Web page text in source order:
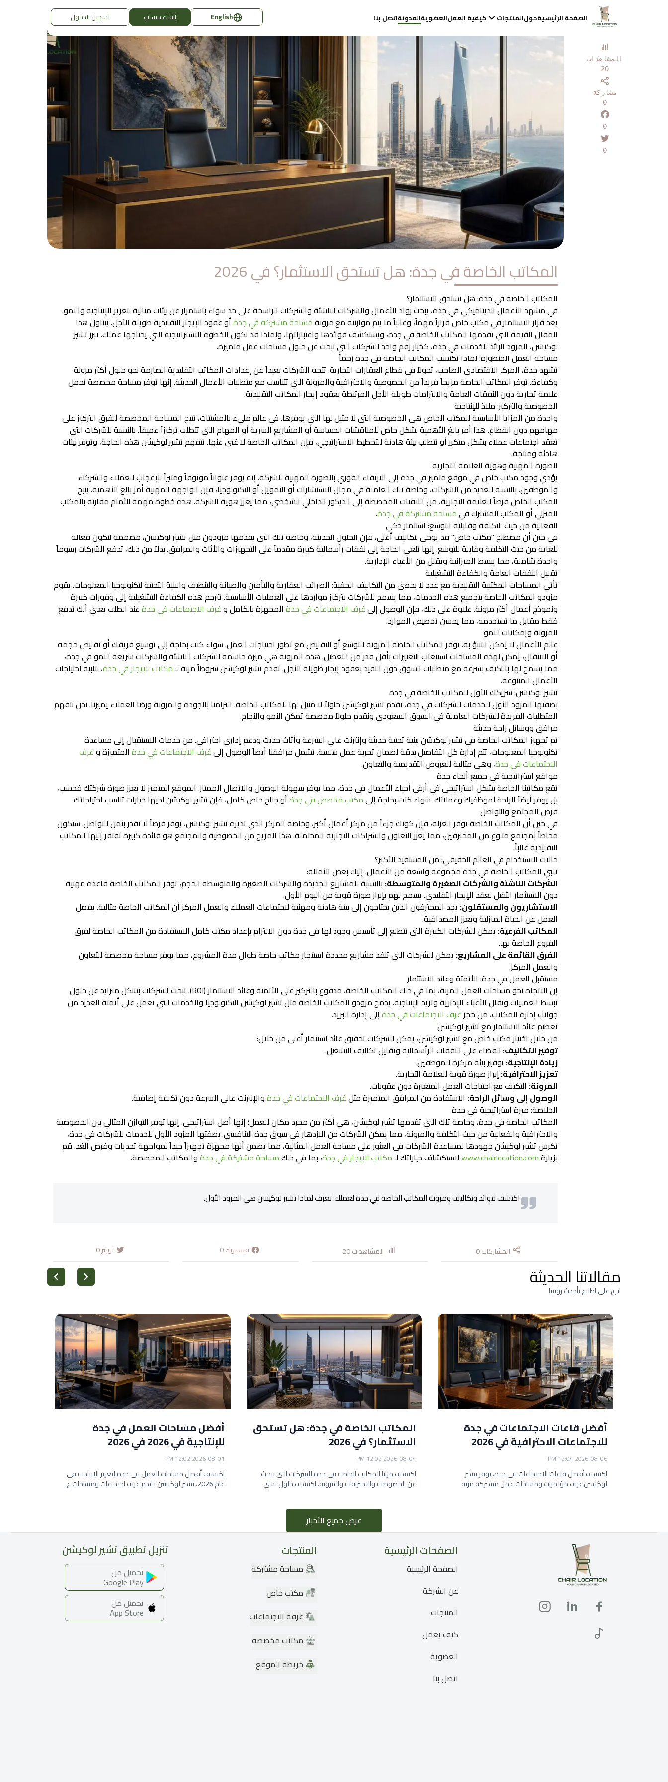
الصفحة الرئيسيةحولالمنتجات كيفية العملالعضويةالمدونةاتصل بنا English إنشاء حساب تسجيل الدخول
المشاهدات
20
مشاركة
0
0
0
المكاتب الخاصة في جدة: هل تستحق الاستثمار؟ في 2026
المكاتب الخاصة في جدة: هل تستحق الاستثمار؟
في مشهد الأعمال الديناميكي في جدة، يبحث رواد الأعمال والشركات الناشئة والشركات الراسخة على حد سواء باستمرار عن بيئات مثالية لتعزيز الإنتاجية والنمو.
يعد قرار الاستثمار في مكتب خاص قراراً مهماً، وغالباً ما يتم موازنته مع مرونةمساحة مشتركة في جدةأو عقود الإيجار التقليدية طويلة الأجل. يتناول هذا
المقال القيمة التي تقدمها المكاتب الخاصة في جدة، ويستكشف فوائدها واعتباراتها، ولماذا قد تكون الخطوة الاستراتيجية التي يحتاجها عملك. تبرز تشير
لوكيشن، المزود الرائد للخدمات في جدة، كخيار رقم واحد للشركات التي تبحث عن حلول مساحات عمل متميزة.
مساحة العمل المتطورة: لماذا تكتسب المكاتب الخاصة في جدة زخماً
تشهد جدة، المركز الاقتصادي الصاخب، تحولاً في قطاع العقارات التجارية. تتجه الشركات بعيداً عن إعدادات المكاتب التقليدية الصارمة نحو حلول أكثر مرونة
وكفاءة. توفر المكاتب الخاصة مزيجاً فريداً من الخصوصية والاحترافية والمرونة التي تتناسب مع متطلبات الأعمال الحديثة. إنها توفر مساحة مخصصة تحمل
علامة تجارية دون النفقات العامة والالتزامات طويلة الأجل المرتبطة بعقود إيجار المكاتب التقليدية.
الخصوصية والتركيز: ملاذ للإنتاجية
واحدة من المزايا الأساسية للمكتب الخاص هي الخصوصية التي لا مثيل لها التي يوفرها. في عالم مليء بالمشتتات، تتيح المساحة المخصصة للفرق التركيز على
مهامهم دون انقطاع. هذا أمر بالغ الأهمية بشكل خاص للمناقشات الحساسة أو المشاريع السرية أو المهام التي تتطلب تركيزاً عميقاً. بالنسبة للشركات التي
تعقد اجتماعات عملاء بشكل متكرر أو تتطلب بيئة هادئة للتخطيط الاستراتيجي، فإن المكاتب الخاصة لا غنى عنها. تتفهم تشير لوكيشن هذه الحاجة، وتوفر بيئات
هادئة ومنتجة.
الصورة المهنية وهوية العلامة التجارية
يؤدي وجود مكتب خاص في موقع متميز في جدة إلى الارتقاء الفوري بالصورة المهنية للشركة. إنه يوفر عنواناً موثوقاً ومثيراً للإعجاب للعملاء والشركاء
والموظفين. بالنسبة للعديد من الشركات، وخاصة تلك العاملة في مجال الاستشارات أو التمويل أو التكنولوجيا، فإن الواجهة المهنية أمر بالغ الأهمية. يتيح
المكتب الخاص فرصاً للعلامة التجارية، من اللافتات المخصصة إلى الديكور الداخلي الشخصي، مما يعزز هوية الشركة. هذه خطوة مهمة للأمام مقارنة بالمكتب
المنزلي أو المكتب المشترك فيمساحة مشتركة في جدة.
الفعالية من حيث التكلفة وقابلية التوسع: استثمار ذكي
في حين أن مصطلح "مكتب خاص" قد يوحي بتكاليف أعلى، فإن الحلول الحديثة، وخاصة تلك التي يقدمها مزودون مثل تشير لوكيشن، مصممة لتكون فعالة
للغاية من حيث التكلفة وقابلة للتوسع. إنها تلغي الحاجة إلى نفقات رأسمالية كبيرة مقدماً على التجهيزات والأثاث والمرافق. بدلاً من ذلك، تدفع الشركات رسوماً
واحدة شاملة، مما يبسط الميزانية ويقلل من الأعباء الإدارية.
تقليل النفقات العامة والكفاءة التشغيلية
تأتي المساحات المكتبية التقليدية مع عدد لا يحصى من التكاليف الخفية: الضرائب العقارية والتأمين والصيانة والتنظيف والبنية التحتية لتكنولوجيا المعلومات. يقوم
مزودو المكاتب الخاصة بتجميع هذه الخدمات، مما يسمح للشركات بتركيز مواردها على العمليات الأساسية. تترجم هذه الكفاءة التشغيلية إلى وفورات كبيرة
ونموذج أعمال أكثر مرونة. علاوة على ذلك، فإن الوصول إلىغرف الاجتماعات في جدة المجهزة بالكامل وغرف الاجتماعات في جدةعند الطلب يعني أنك تدفع
فقط مقابل ما تستخدمه، مما يحسن تخصيص الموارد.
المرونة وإمكانات النمو
عالم الأعمال لا يمكن التنبؤ به. توفر المكاتب الخاصة المرونة للتوسع أو التقليص مع تطور احتياجات العمل. سواء كنت بحاجة إلى توسيع فريقك أو تقليص حجمه
أو الانتقال، يمكن لهذه المساحات استيعاب التغييرات بأقل قدر من التعطيل. هذه المرونة هي ميزة حاسمة للشركات الناشئة والشركات سريعة النمو في جدة،
مما يسمح لها بالتكيف بسرعة مع متطلبات السوق دون التقيد بعقود إيجار طويلة الأجل. تقدم تشير لوكيشن شروطاً مرنة لـمكاتب للإيجار في جدة، لتلبية احتياجات
الأعمال المتنوعة.
تشير لوكيشن: شريكك الأول للمكاتب الخاصة في جدة
بصفتها المزود الأول للخدمات للشركات في جدة، تقدم تشير لوكيشن حلولاً لا مثيل لها للمكاتب الخاصة. التزامنا بالجودة والمرونة ورضا العملاء يميزنا. نحن نتفهم
المتطلبات الفريدة للشركات العاملة في السوق السعودي ونقدم حلولاً مخصصة تمكن النمو والنجاح.
مرافق ووسائل راحة حديثة
تم تجهيز المكاتب الخاصة في تشير لوكيشن ببنية تحتية حديثة وإنترنت عالي السرعة وأثاث حديث ودعم إداري احترافي. من خدمات الاستقبال إلى مساعدة
تكنولوجيا المعلومات، تتم إدارة كل التفاصيل بدقة لضمان تجربة عمل سلسة. تشمل مرافقنا أيضاً الوصول إلىغرف الاجتماعات في جدة المتميزة وغرف
الاجتماعات في جدة، وهي مثالية للعروض التقديمية والتعاون.
مواقع استراتيجية في جميع أنحاء جدة
تقع مكاتبنا الخاصة بشكل استراتيجي في أرقى أحياء الأعمال في جدة، مما يوفر سهولة الوصول والاتصال الممتاز. الموقع المتميز لا يعزز صورة شركتك فحسب،
بل يوفر أيضاً الراحة لموظفيك وعملائك. سواء كنت بحاجة إلىمكتب مخصص في جدةأو جناح خاص كامل، فإن تشير لوكيشن لديها خيارات تناسب احتياجاتك.
فرص المجتمع والتواصل
في حين أن المكاتب الخاصة توفر العزلة، فإن كونك جزءاً من مركز أعمال أكبر، وخاصة المركز الذي تديره تشير لوكيشن، يوفر فرصاً لا تقدر بثمن للتواصل. ستكون
محاطاً بمجتمع متنوع من المحترفين، مما يعزز التعاون والشراكات التجارية المحتملة. هذا المزيج من الخصوصية والمجتمع هو فائدة كبيرة تفتقر إليها المكاتب
التقليدية غالباً.
حالات الاستخدام في العالم الحقيقي: من المستفيد الأكبر؟
تلبي المكاتب الخاصة في جدة مجموعة واسعة من الأعمال. إليك بعض الأمثلة:
الشركات الناشئة والشركات الصغيرة والمتوسطة: بالنسبة للمشاريع الجديدة والشركات الصغيرة والمتوسطة الحجم، توفر المكاتب الخاصة قاعدة مهنية
دون الاستثمار الثقيل لعقد الإيجار التقليدي. يسمح لهم بإبراز صورة قوية من اليوم الأول.
الاستشاريون والمستقلون: يجد المحترفون الذين يحتاجون إلى بيئة هادئة ومهنية لاجتماعات العملاء والعمل المركز أن المكاتب الخاصة مثالية. يفصل
العمل عن الحياة المنزلية ويعزز المصداقية.
المكاتب الفرعية: يمكن للشركات الكبيرة التي تتطلع إلى تأسيس وجود لها في جدة دون الالتزام بإعداد مكتب كامل الاستفادة من المكاتب الخاصة لفرق
الفروع الخاصة بها.
الفرق القائمة على المشاريع: يمكن للشركات التي تنفذ مشاريع محددة استئجار مكاتب خاصة طوال مدة المشروع، مما يوفر مساحة مخصصة للتعاون
والعمل المركز.
مستقبل العمل في جدة: الأتمتة وعائد الاستثمار
إن الاتجاه نحو مساحات العمل المرنة، بما في ذلك المكاتب الخاصة، مدفوع بالتركيز على الأتمتة وعائد الاستثمار (ROI). تبحث الشركات بشكل متزايد عن حلول
تبسط العمليات وتقلل الأعباء الإدارية وتزيد الإنتاجية. يدمج مزودو المكاتب الخاصة مثل تشير لوكيشن التكنولوجيا والخدمات التي تعمل على أتمتة العديد من
جوانب إدارة المكاتب، من حجزغرف الاجتماعات في جدةإلى إدارة البريد.
تعظيم عائد الاستثمار مع تشير لوكيشن
من خلال اختيار مكتب خاص مع تشير لوكيشن، يمكن للشركات تحقيق عائد استثمار أعلى من خلال:
توفير التكاليف: القضاء على النفقات الرأسمالية وتقليل تكاليف التشغيل.
زيادة الإنتاجية: توفير بيئة مركزة للموظفين.
تعزيز الاحترافية: إبراز صورة قوية للعلامة التجارية.
المرونة: التكيف مع احتياجات العمل المتغيرة دون عقوبات.
الوصول إلى وسائل الراحة: الاستفادة من المرافق المتميزة مثلغرف الاجتماعات في جدةوالإنترنت عالي السرعة دون تكلفة إضافية.
الخلاصة: ميزة استراتيجية في جدة
المكاتب الخاصة في جدة، وخاصة تلك التي تقدمها تشير لوكيشن، هي أكثر من مجرد مكان للعمل؛ إنها أصل استراتيجي. إنها توفر التوازن المثالي بين الخصوصية
والاحترافية والفعالية من حيث التكلفة والمرونة، مما يمكن الشركات من الازدهار في سوق جدة التنافسي. بصفتها المزود الأول للخدمات للشركات في جدة،
تكرس تشير لوكيشن جهودها لمساعدة الشركات في العثور على مساحة العمل المثالية، مما يضمن أنها مجهزة تجهيزاً جيداً لمواجهة تحديات وفرص الغد. قم
بزيارةwww.chairlocation.comلاستكشاف خياراتك لـمكاتب للإيجار في جدة، بما في ذلكمساحة مشتركة في جدةوالمكاتب المخصصة.
اكتشف فوائد وتكاليف ومرونة المكاتب الخاصة في جدة لعملك. تعرف لماذا تشير لوكيشن هي المزود الأول.
المشاركات0 المشاهدات20 فيسبوك0 تويتر0
مقالاتنا الحديثة
ابق على اطلاع بأحدث رؤيتنا
أفضل قاعات الاجتماعات في جدة
للاجتماعات الاحترافية في 2026
2026-08-06 12:04 PM
اكتشف أفضل قاعات الاجتماعات في جدة. توفر تشير
لوكيشن غرف مؤتمرات ومساحات عمل مشتركة مرنة
المكاتب الخاصة في جدة: هل تستحق
الاستثمار؟ في 2026
2026-08-04 12:02 PM
اكتشف مزايا المكاتب الخاصة في جدة للشركات التي تبحث
عن الخصوصية والاحترافية والمرونة. اكتشف حلول تشي
أفضل مساحات العمل في جدة
للإنتاجية في 2026 في 2026
2026-08-01 12:02 PM
اكتشف أفضل مساحات العمل في جدة لتعزيز الإنتاجية في
عام 2026. تشير لوكيشن تقدم غرف اجتماعات ومساحات ع
عرض جميع الأخبار
الصفحات الرئيسية
الصفحة الرئيسية
عن الشركة
المنتجات
كيف يعمل
العضوية
اتصل بنا
المنتجات
مساحة مشتركة
مكتب خاص
غرفة الاجتماعات
مكاتب مخصصه
خريطة الموقع
تنزيل تطبيق تشير لوكيشن
تحميل من
Google Play
تحميل من
App Store